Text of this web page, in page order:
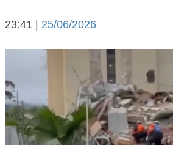
Arte y cultura
Economía y campo
23:41 | 25/06/2026